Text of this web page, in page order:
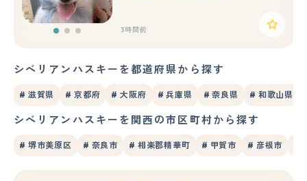
3時間前
シベリアンハスキーを都道府県から探す
# 滋賀県 # 京都府 # 大阪府 # 兵庫県 # 奈良県 # 和歌山県
シベリアンハスキーを関西の市区町村から探す
# 堺市美原区 # 奈良市 # 相楽郡精華町 # 甲賀市 # 彦根市